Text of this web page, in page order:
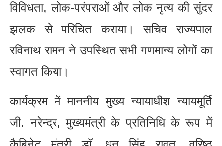
विविधता, लोक-परंपराओं और लोक नृत्य की सुंदर
झलक से परिचित कराया। सचिव राज्यपाल
रविनाथ रामन ने उपस्थित सभी गणमान्य लोगों का
स्वागत किया।
कार्यक्रम में माननीय मुख्य न्यायाधीश न्यायमूर्ति
जी. नरेन्द्र, मुख्यमंत्री के प्रतिनिधि के रूप में